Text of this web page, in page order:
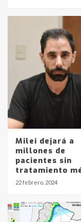
Milei dejará a
millones de
pacientes sin
tratamiento
22 febrero, 2024
en